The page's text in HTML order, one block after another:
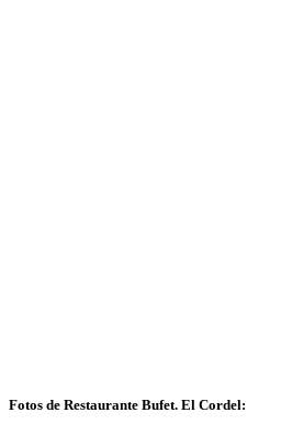
Fotos de Restaurante Bufet. El Cordel: